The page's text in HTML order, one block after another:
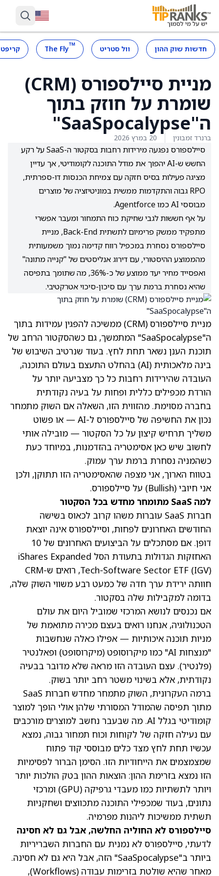
חדשות שוק ההון וול סטריט ™
The Fly
מניית סיילספורס (CRM)
שומרת על חוזק בתוך
ה"SaaSpocalypse"
ברנרד זמבונין 20 במרץ 2026
סיילספורס נפגעה מירידות רחבות בסקטור ה-SaaS על רקע
החשש ש-AI יהפוך את מודל התוכנה לקומודיטי, אך עדיין
מציגה פעילות בסיס חזקה עם צמיחת הכנסות דו-ספרתית,
RPO גבוה והתקדמות ממשית במוניטיזציה של מוצרים
מבוססי AI כמו Agentforce.
על אף חששות לגבי שחיקת כוח התמחור ומעבר אפשרי
מתפקיד ממשק פרימיום לתשתית Back-End, מניית
סיילספורס נסחרת במכפיל רווח קדימה נמוך משמעותית
מהממוצע ההיסטורי, עם דירוג אנליסטים של "קנייה מתונה"
ואפסייד מחיר יעד ממוצע של כ-36%, מה שתומך בתפיסה
שהיא נסחרת ברמת ערך עם סיכון-סיכוי אטרקטיבי.
מניית סיילספורס (CRM)
ממשיכה להפגין עמידות בתוך
ה"SaaSpocalypse" המתמשך, גם כשהסקטור הרחב של
תוכנת הענן נשאר תחת לחץ. בעוד שנרטיב השיבוש של
בינה מלאכותית (AI) בהחלט התעצם בעולם התוכנה,
העובדה שהירידות רחבות כל כך מצביעה יותר על
הורדת מכפילים כללית ופחות על בעיה נקודתית
בחברה מסוימת. מהזווית הזו, השאלה אם השוק מתמחר
נכון את החשיפה של סיילספורס ל-AI — או פשוט
משליך תרחיש קיצון על כל הסקטור — מובילה אותי
לחשוב שיש כאן אסימטריה בהזדמנות, במיוחד כעת
כשהמניה נסחרת ברמת ערך עמוק.
בטווח הארוך, אני מצפה שהאסימטריה הזו תתוקן, ולכן
אני חיובי (Bullish) על סיילספורס.
למה SaaS מתומחר מחדש בכל הסקטור
חברות SaaS עוברות משהו קרוב לכאוס בשישה
החודשים האחרונים לפחות, וסיילספורס אינה יוצאת
דופן. אם מסתכלים על הביצועים האחרונים של 10
האחזקות הגדולות בתעודת הסל iShares Expanded
Tech-Software Sector ETF (IGV), רואים ש-CRM
חוותה ירידת ערך חדה של כמעט רבע משווי השוק שלה,
בדומה למקבילות שלה בסקטור.
אם נכנסים לנושא המרכזי שמוביל היום את עולם
הטכנולוגיה, אנחנו רואים בעצם מכירה מתואמת של
מניות תוכנה איכותיות — אפילו כאלה שנחשבות
"מנצחות AI" כמו מיקרוסופט
(מיקרוסופט) ופאלנטיר
(פלנטיר). עצם העובדה הזו מראה שלא מדובר בבעיה
נקודתית, אלא בשינוי משטר רחב יותר בשוק.
ברמה העקרונית, השוק מתמחר מחדש חברות SaaS
מתוך תפיסה שהמודל המסורתי שלהן אולי הופך למוצר
קומודיטי בגלל AI. מה שבעבר נחשב למוצרים מורכבים
עם נעילה חזקה של לקוחות וכוח תמחור גבוה, נמצא
עכשיו תחת לחץ מצד כלים מבוססי קוד פתוח
שמצמצמים את הייחודיות הזו. הסימן הברור לפסימיות
הזו נמצא בזרימת ההון: הוצאות ההון בטק הולכות יותר
ויותר לתשתיות כמו מעבדי גרפיקה (GPU) ומרכזי
נתונים, בעוד שמכפילי התוכנה מתכווצים ושחקניות
תשתית ממשיכות ליהנות מפרמיה.
סיילספורס לא החוליה החלשה, אבל גם לא חסינה
לדעתי, סיילספורס לא נמנית עם החברות השבריריות
ביותר ב"SaaSpocalypse" הזה, אבל היא גם לא חסינה.
מאחר שהיא שולטת בזרימות עבודה (Workflows),